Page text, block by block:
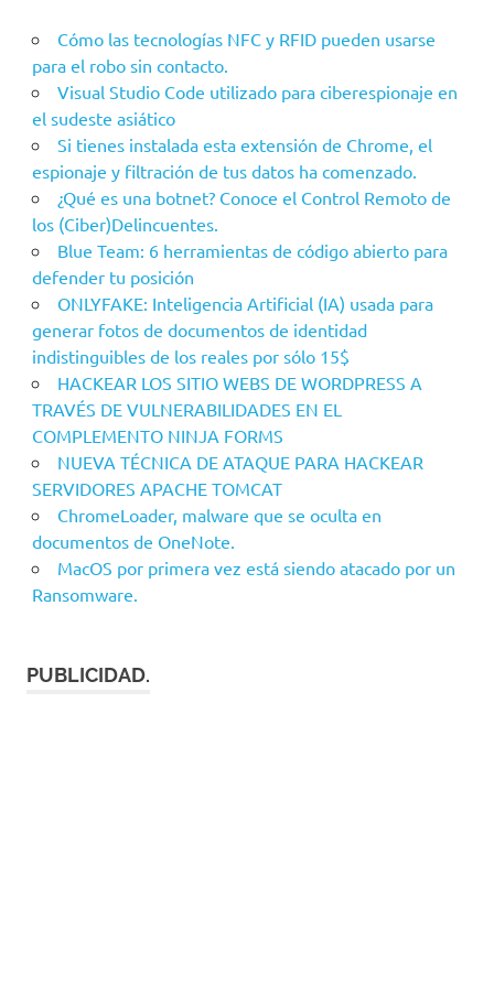
Cómo las tecnologías NFC y RFID pueden usarse
para el robo sin contacto.
Visual Studio Code utilizado para ciberespionaje en
el sudeste asiático
Si tienes instalada esta extensión de Chrome, el
espionaje y filtración de tus datos ha comenzado.
¿Qué es una botnet? Conoce el Control Remoto de
los (Ciber)Delincuentes.
Blue Team: 6 herramientas de código abierto para
defender tu posición
ONLYFAKE: Inteligencia Artificial (IA) usada para
generar fotos de documentos de identidad
indistinguibles de los reales por sólo 15$
HACKEAR LOS SITIO WEBS DE WORDPRESS A
TRAVÉS DE VULNERABILIDADES EN EL
COMPLEMENTO NINJA FORMS
NUEVA TÉCNICA DE ATAQUE PARA HACKEAR
SERVIDORES APACHE TOMCAT
ChromeLoader, malware que se oculta en
documentos de OneNote.
MacOS por primera vez está siendo atacado por un
Ransomware.
PUBLICIDAD.